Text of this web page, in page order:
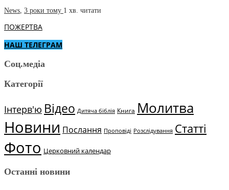
News 3 роки тому 1 хв. читати
ПОЖЕРТВА
НАШ ТЕЛЕГРАМ
Соц.медіа
Категорії
Інтерв'ю Відео Дитяча біблія Книга Молитва
Новини Послання Проповіді Розслідування Статті
Фото Церковний календар
Останні новини